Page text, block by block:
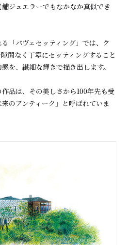
ジュエラーでもなかなか真似でき
「パヴェセッティング」では、ク
間なく丁寧にセッティングすること
を、繊細な輝きで描き出します。
品は、その美しさから100年先も受
のアンティーク」と呼ばれていま